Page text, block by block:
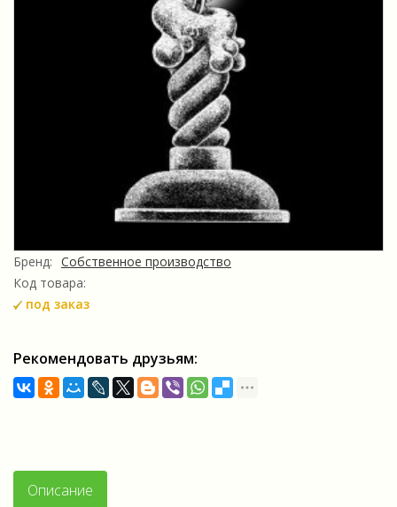
Бренд: Собственное производство
Код товара:
под заказ
Рекомендовать друзьям:
Описание